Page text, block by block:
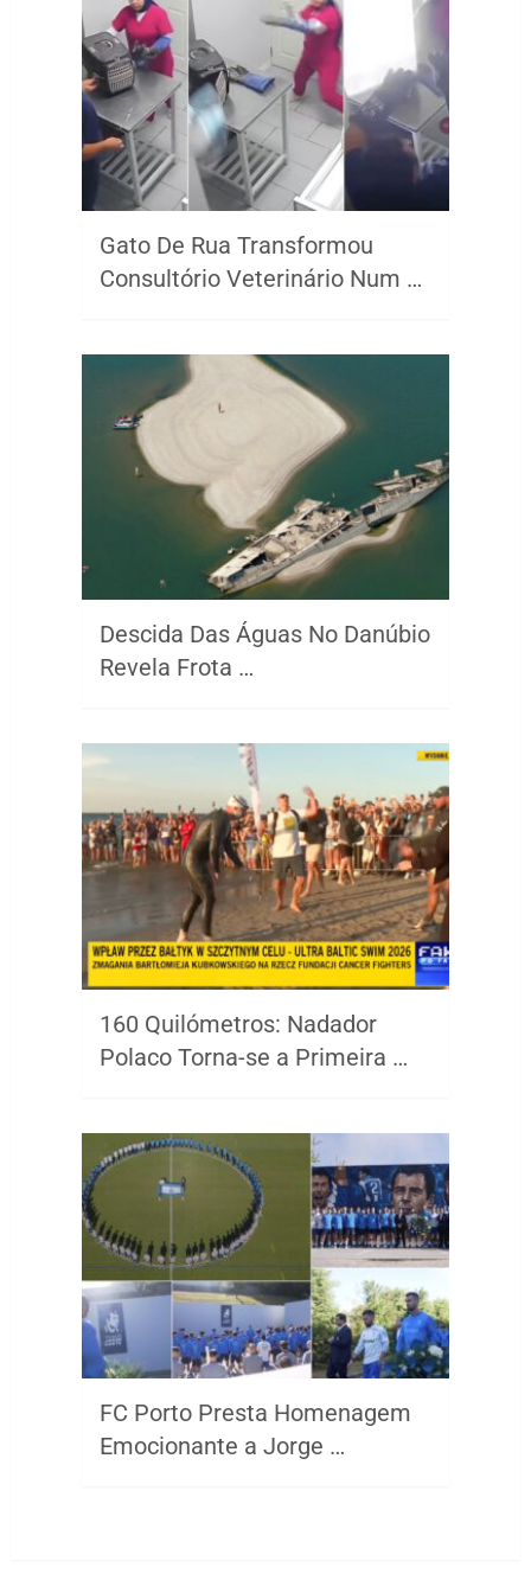
Gato De Rua Transformou
Consultório Veterinário Num …
Descida Das Águas No Danúbio
Revela Frota …
160 Quilómetros: Nadador
Polaco Torna-se a Primeira …
FC Porto Presta Homenagem
Emocionante a Jorge …